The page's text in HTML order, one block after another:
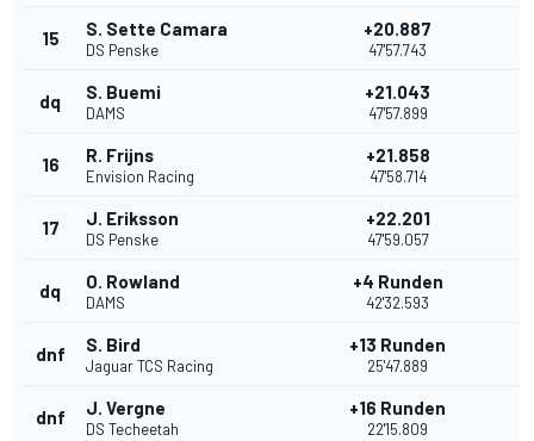
15 S. Sette Camara
DS Penske
+20.887
47'57.743
dq S. Buemi
DAMS
+21.043
47'57.899
16 R. Frijns
Envision Racing
+21.858
47'58.714
17 J. Eriksson
DS Penske
+22.201
47'59.057
dq O. Rowland
DAMS
+4 Runden
42'32.593
dnf S. Bird
Jaguar TCS Racing
+13 Runden
25'47.889
dnf J. Vergne
DS Techeetah
+16 Runden
22'15.809